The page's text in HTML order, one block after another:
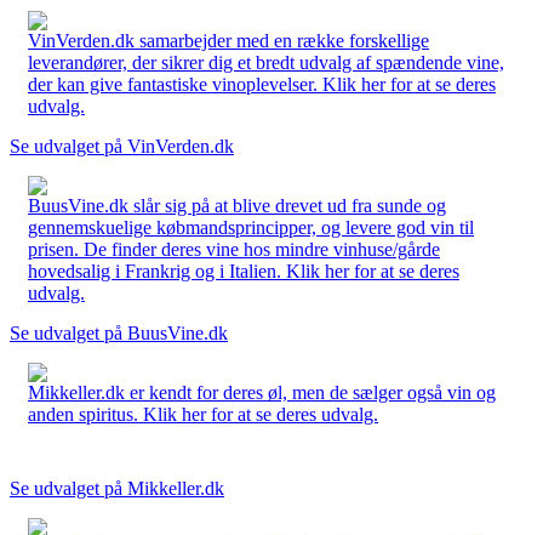
VinVerden.dk samarbejder med en række forskellige
leverandører, der sikrer dig et bredt udvalg af spændende vine,
der kan give fantastiske vinoplevelser. Klik her for at se deres
udvalg.
Se udvalget på VinVerden.dk
BuusVine.dk slår sig på at blive drevet ud fra sunde og
gennemskuelige købmandsprincipper, og levere god vin til
prisen. De finder deres vine hos mindre vinhuse/gårde
hovedsalig i Frankrig og i Italien. Klik her for at se deres
udvalg.
Se udvalget på BuusVine.dk
Mikkeller.dk er kendt for deres øl, men de sælger også vin og
anden spiritus. Klik her for at se deres udvalg.
Se udvalget på Mikkeller.dk